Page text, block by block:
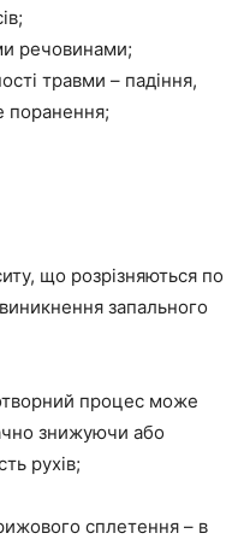
речовинами;
травми – падіння,
поранення;
що розрізняються по
запального
процес може
знижуючи або
рухів;
сплетення – в